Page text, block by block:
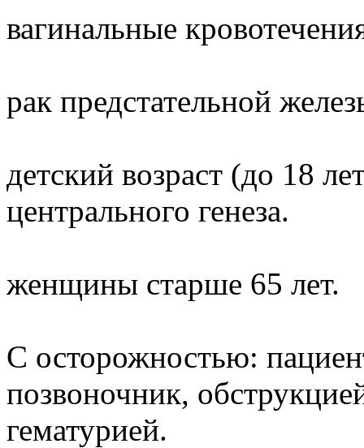
вагинальные
рак предстательной
детский возраст (до 18
центрального генеза.
женщины старше 65 лет.
С осторожностью:
позвоночник,
гематурией.